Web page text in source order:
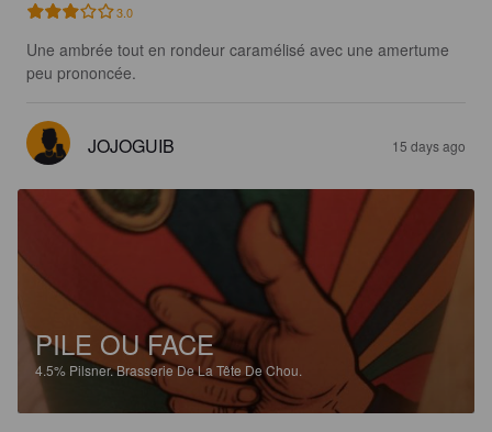
3.0
Une ambrée tout en rondeur caramélisé avec une amertume
peu prononcée.
JOJOGUIB 15 days ago
PILE OU FACE
4.5% Pilsner.Brasserie De La Tête De Chou.